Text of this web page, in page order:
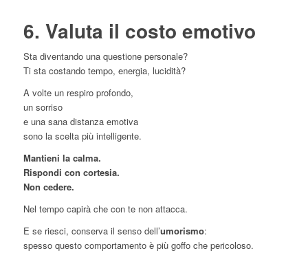
6. Valuta il costo emotivo
Sta diventando una questione personale?
Ti sta costando tempo, energia, lucidità?
A volte un respiro profondo,
un sorriso
e una sana distanza emotiva
sono la scelta più intelligente.
Mantieni la calma.
Rispondi con cortesia.
Non cedere.
Nel tempo capirà che con te non attacca.
E se riesci, conserva il senso dell’umorismo:
spesso questo comportamento è più goffo che pericoloso.